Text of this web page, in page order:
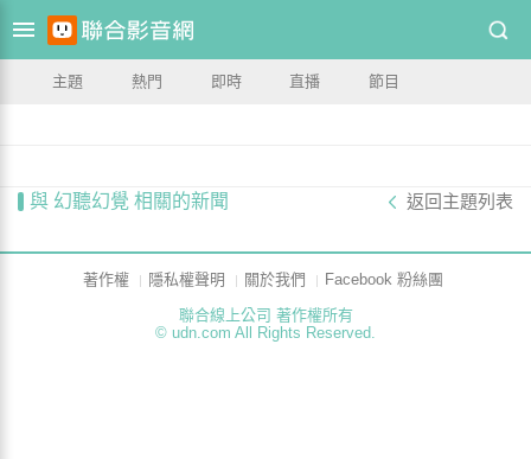
主題 熱門 即時 直播 節目
與 幻聽幻覺 相關的新聞 返回主題列表
著作權 隱私權聲明 關於我們
Facebook 粉絲團
聯合線上公司 著作權所有
© udn.com All Rights Reserved.